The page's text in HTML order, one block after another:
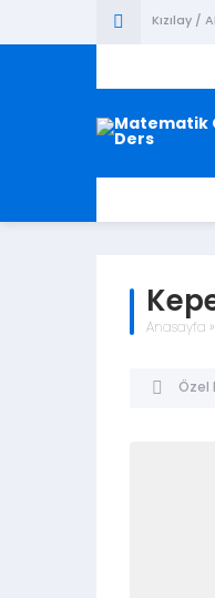
Kızılay /
Anasayfa »
Özel